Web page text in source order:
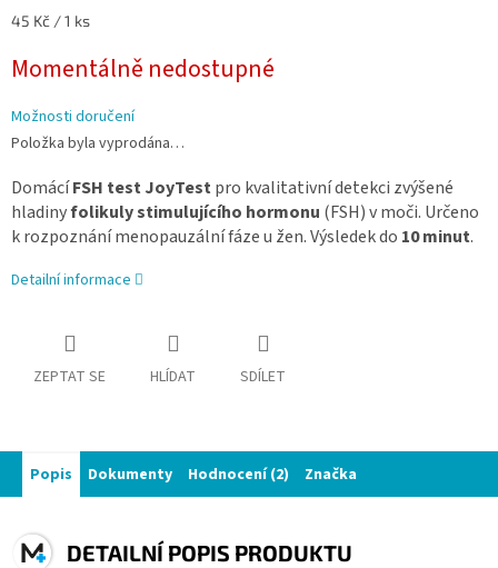
Měrná
45 Kč / 1 ks
Momentálně nedostupné
Možnosti doručení
Položka byla vyprodána…
DomácíFSH test JoyTestpro kvalitativní detekci zvýšené
hladinyfolikuly stimulujícího hormonu (FSH) v moči. Určeno
k rozpoznání menopauzální fáze u žen. Výsledek do 10 minut.
Detailní informace
ZEPTAT SE HLÍDAT SDÍLET
Popis Dokumenty Hodnocení (2) Značka
DETAILNÍ POPIS PRODUKTU